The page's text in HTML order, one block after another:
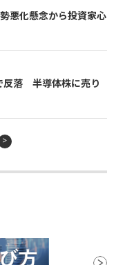
悪化懸念から投資家心
反落 半導体株に売り